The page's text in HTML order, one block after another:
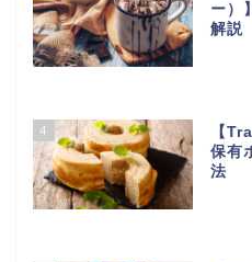
ー）
解説
4
【
保有
法